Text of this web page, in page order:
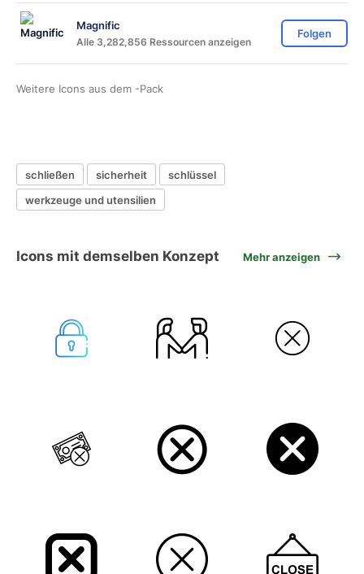
Magnific
Alle 3,282,856 Ressourcen anzeigen
Folgen
Weitere Icons aus dem -Pack
schließen sicherheit
schlüssel
werkzeuge und utensilien
Icons mit demselben Konzept Mehr anzeigen